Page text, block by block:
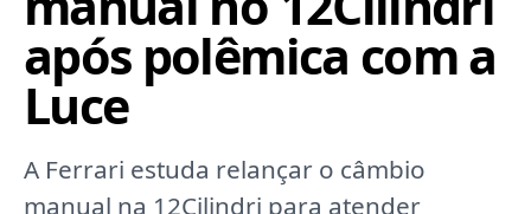
após polêmica com a
Luce
A Ferrari estuda relançar o câmbio
manual na 12Cilindri para atender